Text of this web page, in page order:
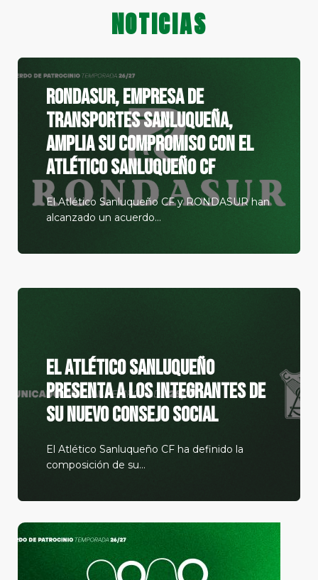
NOTICIAS
RONDASUR, empresa de
transportes sanluqueña,
amplia su compromiso con el
Atlético Sanluqueño CF
El Atlético Sanluqueño CF y RONDASUR han
alcanzado un acuerdo...
El Atlético Sanluqueño
presenta a los integrantes de
su nuevo Consejo Social
El Atlético Sanluqueño CF ha definido la
composición de su...